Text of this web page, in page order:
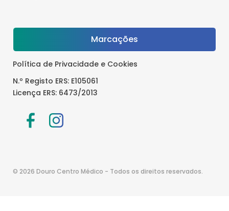
Marcações
Política de Privacidade e Cookies
N.º Registo ERS: E105061
Licença ERS: 6473/2013
© 2026 Douro Centro Médico - Todos os direitos reservados.